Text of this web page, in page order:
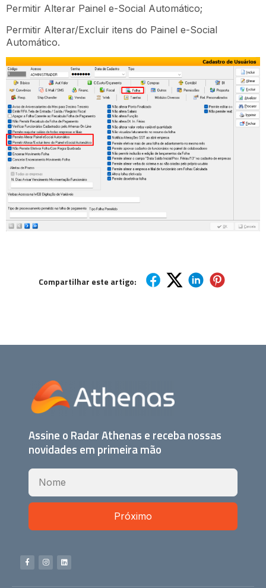
Permitir Alterar Painel e-Social Automático;
Permitir Alterar/Excluir itens do Painel e-Social
Automático.
Compartilhar este artigo:
Assine o Radar Athenas e receba nossas
novidades em primeira mão
Próximo